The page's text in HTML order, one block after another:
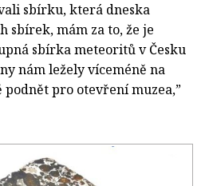
sbírku, která dneska
sbírek, mám za to, že je
sbírka meteoritů v Česku
nám ležely víceméně na
podnět pro otevření muzea,”